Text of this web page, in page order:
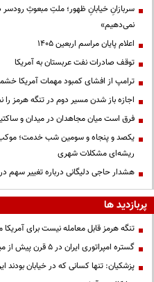
سربازانِ خیابانِ ظهور؛ ملتِ مبعوثِ رودسر
نمی‌دهیم»
اعلام پایان مراسم اربعین ۱۴۰۵
توقف صادرات نفت عربستان به آمریکا
ترامپ از افشای کمبود مهمات آمریکا
اجازه باز شدن مسیر دوم در تنگه هرمز را
فرق است میان مجاهدان در میدان و
یکصد و پنجاه و سومین شب خدمت؛ موکب
ریشه‌ای مشکلات شهری
هشدار حاجی دلیگانی درباره تغییر سهم
پربازدید ها
تنگه هرمز قابل معامله نیست برای آمریکا
گستره امپراتوری ایران در ۵ قرن پیش از میلاد؛ تصویری از ایران ۲۵ قرن پیش
پزشکیان: تنها کسانی که در خیابان بودند